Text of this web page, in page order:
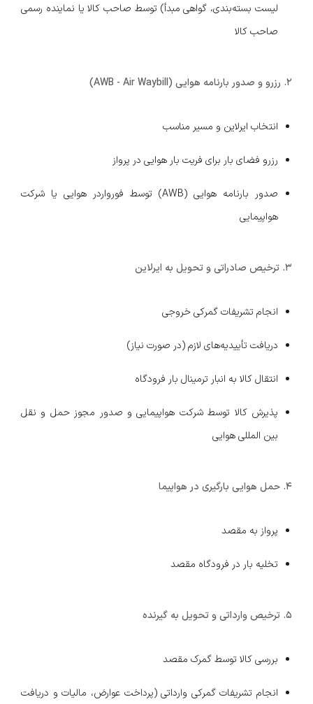
لیست بسته‌بندی، گواهی مبدأ) توسط صاحب کالا یا نماینده رسمی
صاحب کالا
2. رزرو و صدور بارنامه هوایی (AWB - Air Waybill)
انتخاب ایرلاین و مسیر مناسب
رزرو فضای بار برای فریت بار هوایی در پرواز
صدور بارنامه هوایی (AWB) توسط فورواردر هوایی یا شرکت
هواپیمایی
3. ترخیص صادراتی و تحویل به ایرلاین
انجام تشریفات گمرکی خروجی
دریافت تأییدیه‌های لازم (در صورت نیاز)
انتقال کالا به انبار ترمینال بار فرودگاه
پذیرش کالا توسط شرکت هواپیمایی و صدور مجوز حمل و نقل
بین المللی هوایی
4. حمل هوایی بارگیری در هواپیما
پرواز به مقصد
تخلیه بار در فرودگاه مقصد
5. ترخیص وارداتی و تحویل به گیرنده
بررسی کالا توسط گمرک مقصد
انجام تشریفات گمرکی وارداتی (پرداخت عوارض، مالیات و دریافت